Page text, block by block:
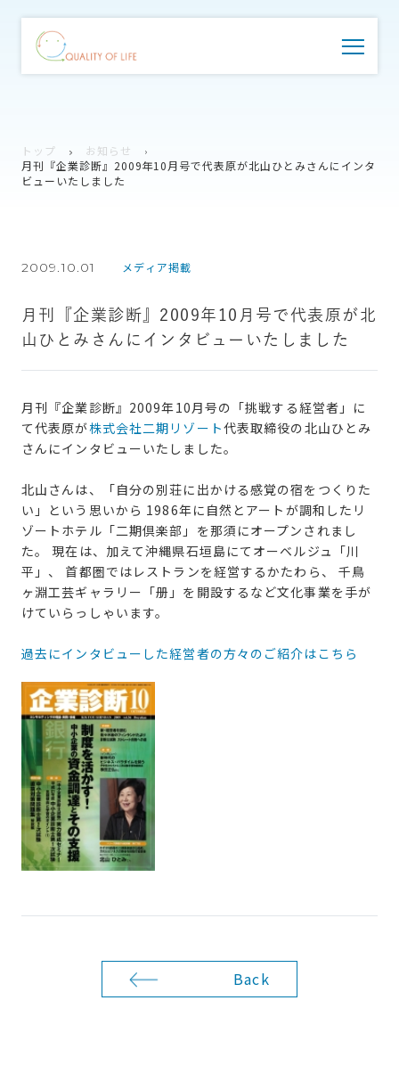
トップ
お知らせ
月刊『企業診断』2009年10月号で代表原が北山ひとみさんにインタ
ビューいたしました
2009.10.01 メディア掲載
月刊『企業診断』2009年10月号で代表原が北
山ひとみさんにインタビューいたしました
月刊『企業診断』2009年10月号の「挑戦する経営者」に
て代表原が株式会社二期リゾート代表取締役の北山ひとみ
さんにインタビューいたしました。
北山さんは、「自分の別荘に出かける感覚の宿をつくりた
い」という思いから 1986年に自然とアートが調和したリ
ゾートホテル「二期倶楽部」を那須にオープンされまし
た。 現在は、加えて沖縄県石垣島にてオーベルジュ「川
平」、 首都圏ではレストランを経営するかたわら、 千鳥
ヶ淵工芸ギャラリー「册」を開設するなど文化事業を手が
けていらっしゃいます。
過去にインタビューした経営者の方々のご紹介はこちら
Back